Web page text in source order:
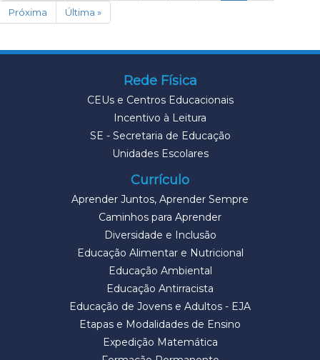
Próxima
Última »
Rede Física
CEUs e Centros Educacionais
Incentivo à Leitura
SE - Secretaria de Educação
Unidades Escolares
Currículo
Aprender Juntos, Aprender Sempre
Caminhos para Aprender
Diversidade e Inclusão
Educação Alimentar e Nutricional
Educação Ambiental
Educação Antirracista
Educação de Jovens e Adultos - EJA
Etapas e Modalidades de Ensino
Expedição Matemática